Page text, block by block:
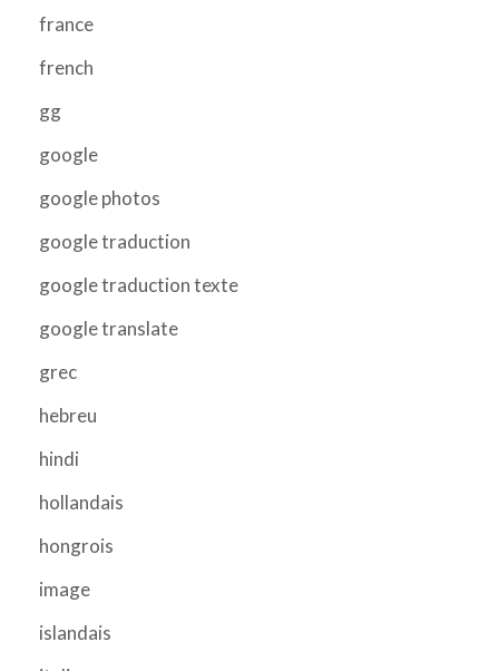
france
french
gg
google
google photos
google traduction
google traduction texte
google translate
grec
hebreu
hindi
hollandais
hongrois
image
islandais